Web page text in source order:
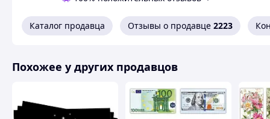
дудки
бумажные гирлянды
Детские заглаживающие расфасованные по 10 штук
Каталог продавца Отзывы о продавце 2223
Похожее у других продавцов